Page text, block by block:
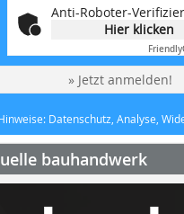
Anti-Roboter-
Hier klicken
Friendly
» Jetzt anmelden!
Datenschutz, Analyse,
bauhandwerk